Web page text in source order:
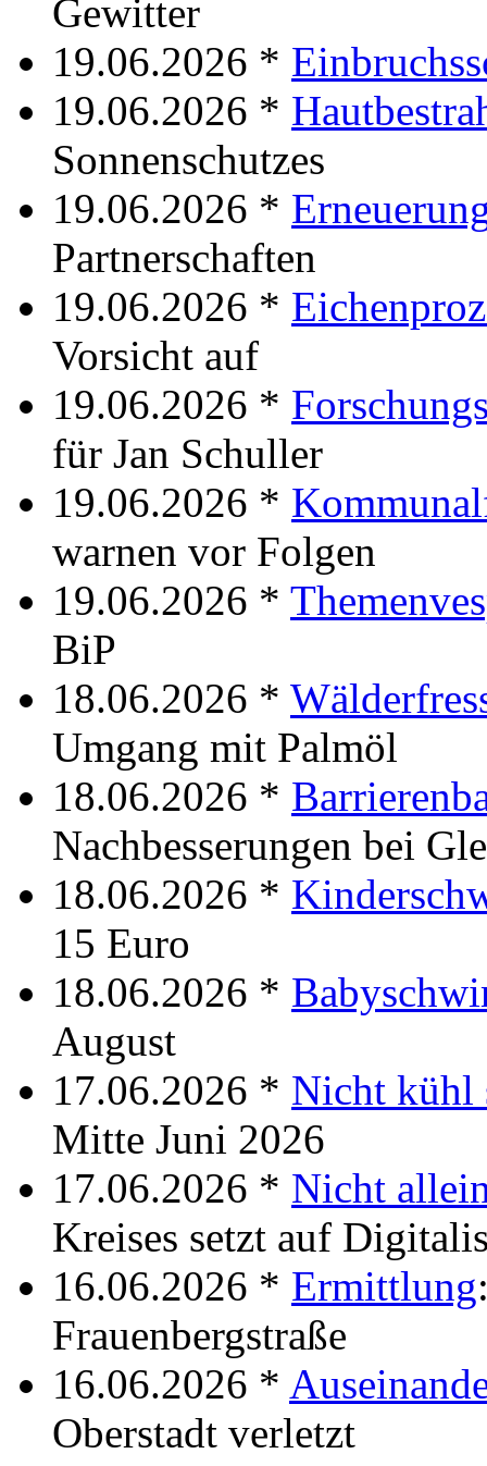
Gewitter
19.06.2026 *
19.06.2026 *
Sonnenschutzes
19.06.2026 *
Partnerschaften
19.06.2026 *
Vorsicht auf
19.06.2026 *
für Jan Schuller
19.06.2026 *
warnen vor Folgen
19.06.2026 *
BiP
18.06.2026 *
Umgang mit Palmöl
18.06.2026 *
Nachbesserungen bei
18.06.2026 *
15 Euro
18.06.2026 *
August
17.06.2026 * Nicht kühl
Mitte Juni 2026
17.06.2026 * Nicht
Kreises setzt auf
16.06.2026 * Ermittlung
Frauenbergstraße
16.06.2026 *
Oberstadt verletzt